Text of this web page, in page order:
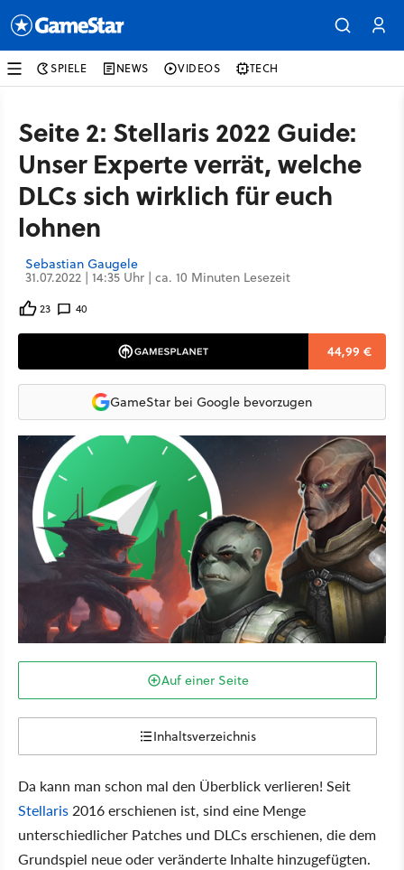
SPIELE NEWS VIDEOS TECH
Seite 2: Stellaris 2022 Guide:
Unser Experte verrät, welche
DLCs sich wirklich für euch
lohnen
Sebastian Gaugele
31.07.2022 | 14:35 Uhr | ca. 10 Minuten Lesezeit
23 40
44,99 €
GameStar bei Google bevorzugen
Auf einer Seite
Inhaltsverzeichnis
Da kann man schon mal den Überblick verlieren! Seit
Stellaris 2016 erschienen ist, sind eine Menge
unterschiedlicher Patches und DLCs erschienen, die dem
Grundspiel neue oder veränderte Inhalte hinzugefügten.